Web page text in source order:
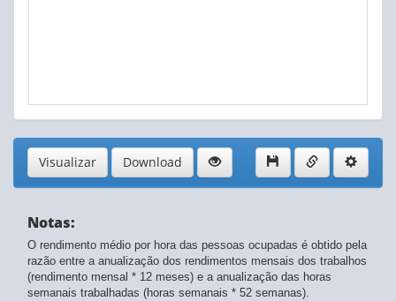
Visualizar Download
Notas:
O rendimento médio por hora das pessoas ocupadas é obtido pela
razão entre a anualização dos rendimentos mensais dos trabalhos
(rendimento mensal * 12 meses) e a anualização das horas
semanais trabalhadas (horas semanais * 52 semanas).